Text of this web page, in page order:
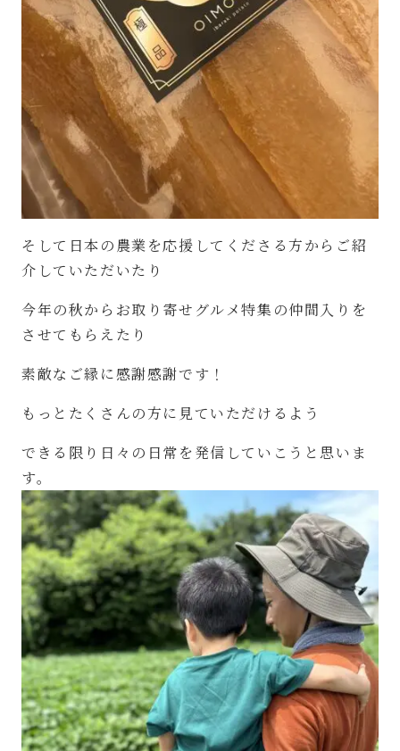
そして日本の農業を応援してくださる方からご紹
介していただいたり
今年の秋からお取り寄せグルメ特集の仲間入りを
させてもらえたり
素敵なご縁に感謝感謝です！
もっとたくさんの方に見ていただけるよう
できる限り日々の日常を発信していこうと思いま
す。